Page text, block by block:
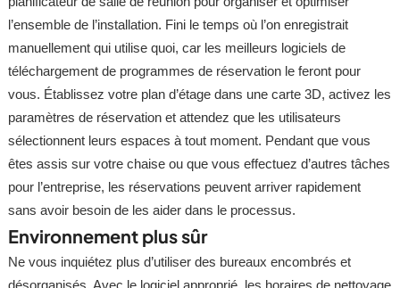
l’ensemble de l’installation. Fini le temps où l’on enregistrait
manuellement qui utilise quoi, car les meilleurs logiciels de
téléchargement de programmes de réservation le feront pour
vous. Établissez votre plan d’étage dans une carte 3D, activez les
paramètres de réservation et attendez que les utilisateurs
sélectionnent leurs espaces à tout moment. Pendant que vous
êtes assis sur votre chaise ou que vous effectuez d’autres tâches
pour l’entreprise, les réservations peuvent arriver rapidement
sans avoir besoin de les aider dans le processus.
Environnement plus sûr
Ne vous inquiétez plus d’utiliser des bureaux encombrés et